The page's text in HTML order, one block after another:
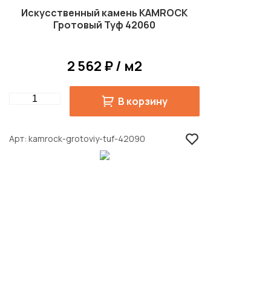
Искусственный камень KAMROCK
Гротовый Туф 42060
2 562 ₽ / м2
Quantity В корзину
Арт kamrock-grotoviy-tuf-42090